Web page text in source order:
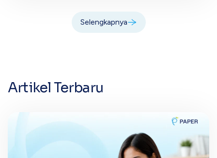
Selengkapnya
Artikel Terbaru